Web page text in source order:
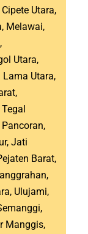
Utara,
Melawai,
Utara,
Lama Utara,
Jati
Barat,
Ulujami,
Manggis,